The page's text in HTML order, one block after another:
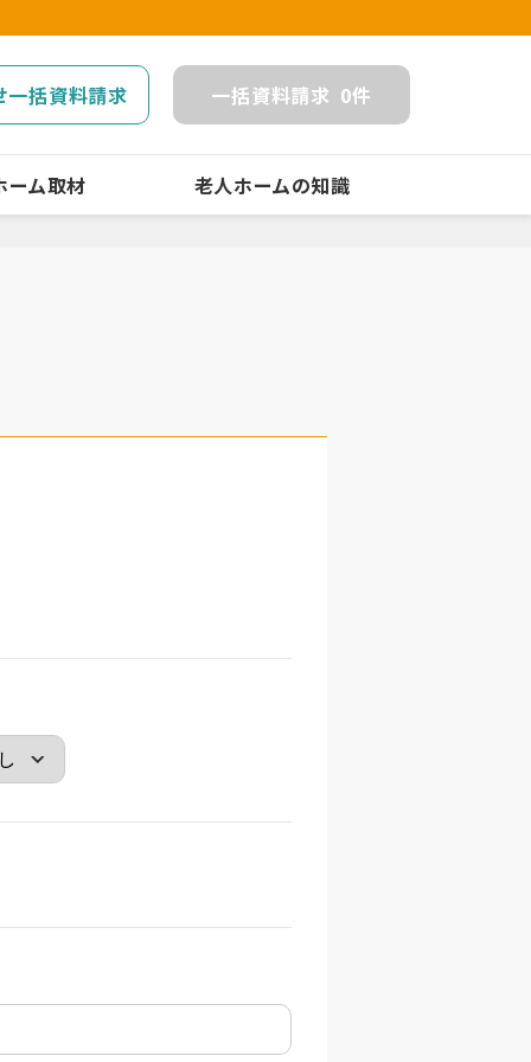
一括資料請求 一括資料請求 0件
ーム取材 老人ホームの知識